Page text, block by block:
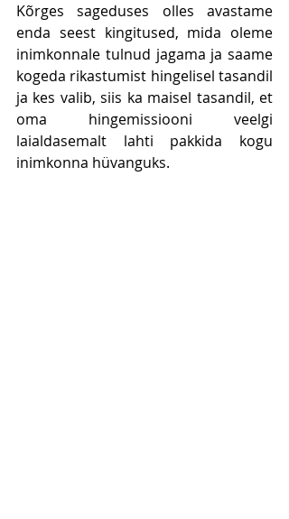
Kõrges sageduses olles avastame
enda seest kingitused, mida oleme
inimkonnale tulnud jagama ja saame
kogeda rikastumist hingelisel tasandil
ja kes valib, siis ka maisel tasandil, et
oma hingemissiooni veelgi
laialdasemalt lahti pakkida kogu
inimkonna hüvanguks.